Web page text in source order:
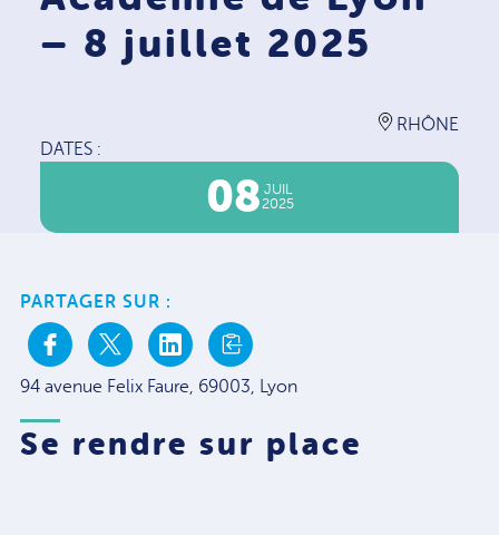
– 8 juillet 2025
RHÔNE
DATES :
08 JUIL
2025
PARTAGER SUR :
94 avenue Felix Faure, 69003, Lyon
Se rendre sur place